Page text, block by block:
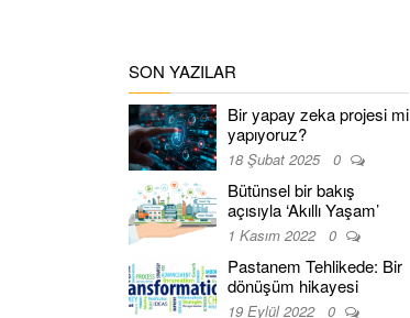
SON YAZILAR
Bir yapay zeka projesi mi
yapıyoruz?
18 Şubat 2025 0
Bütünsel bir bakış
açısıyla ‘Akıllı Yaşam’
1 Kasım 2022 0
Pastanem Tehlikede: Bir
dönüşüm hikayesi
19 Eylül 2022 0